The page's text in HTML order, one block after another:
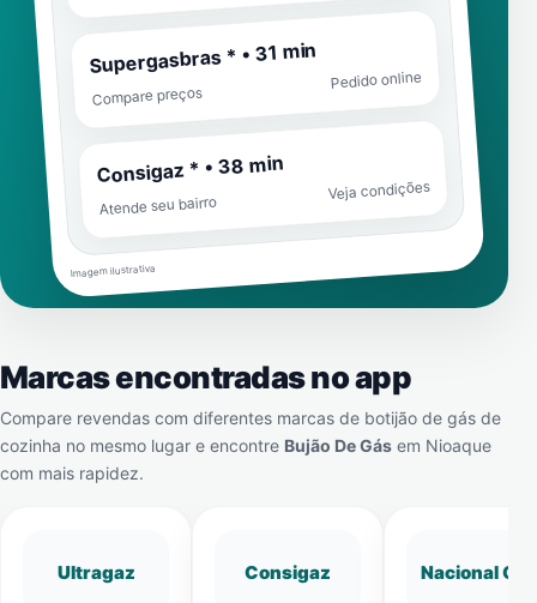
Supergasbras * • 31 min
Compare preços
Pedido online
Consigaz * • 38 min
Atende seu bairro
Veja condições
Imagem ilustrativa
Marcas encontradas no app
Compare revendas com diferentes marcas de botijão de gás de
cozinha no mesmo lugar e encontre Bujão De Gás em Nioaque
com mais rapidez.
Ultragaz Consigaz Nacional Gás